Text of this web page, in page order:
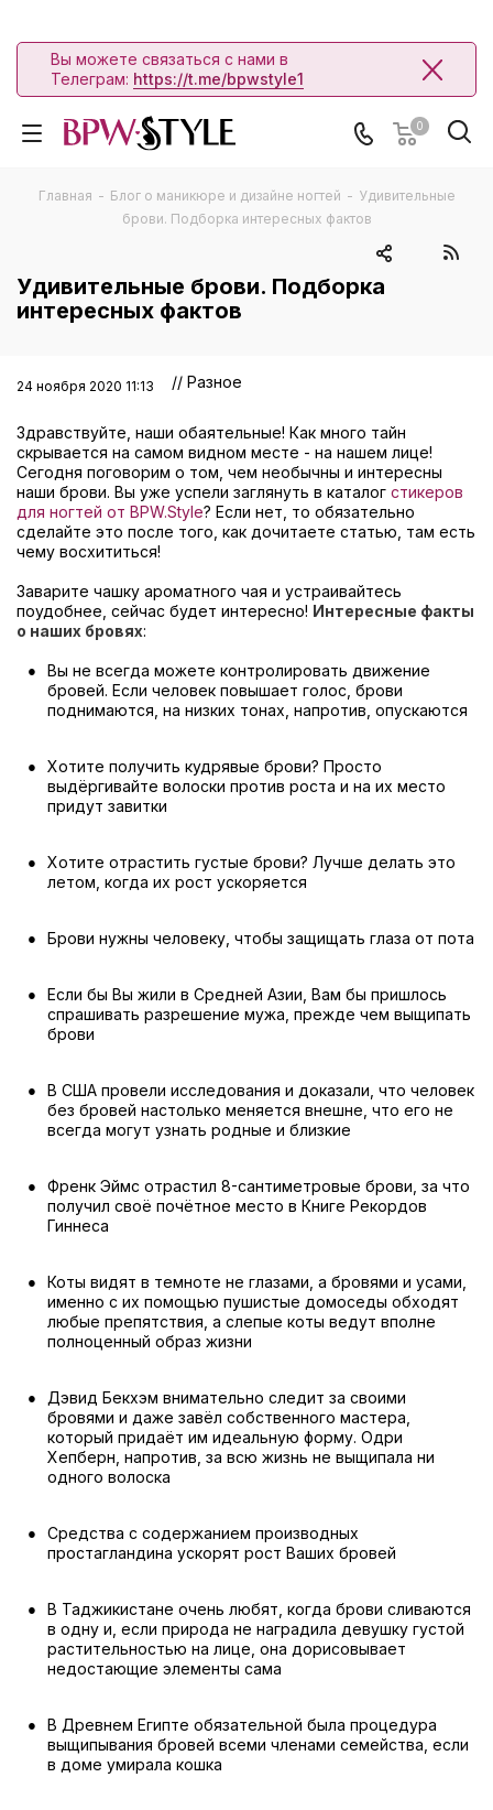
Вы можете связаться с нами в
Телеграм: https://t.me/bpwstyle1
0
Главная - Блог о маникюре и дизайне ногтей - Удивительные
брови. Подборка интересных фактов
Удивительные брови. Подборка
интересных фактов
24 ноября 2020 11:13 // Разное
Здравствуйте, наши обаятельные! Как много тайн
скрывается на самом видном месте - на нашем лице!
Сегодня поговорим о том, чем необычны и интересны
наши брови. Вы уже успели заглянуть в каталог стикеров
для ногтей от BPW.Style? Если нет, то обязательно
сделайте это после того, как дочитаете статью, там есть
чему восхититься!
Заварите чашку ароматного чая и устраивайтесь
поудобнее, сейчас будет интересно! Интересные факты
о наших бровях:
Вы не всегда можете контролировать движение
бровей. Если человек повышает голос, брови
поднимаются, на низких тонах, напротив, опускаются
Хотите получить кудрявые брови? Просто
выдёргивайте волоски против роста и на их место
придут завитки
Хотите отрастить густые брови? Лучше делать это
летом, когда их рост ускоряется
Брови нужны человеку, чтобы защищать глаза от пота
Если бы Вы жили в Средней Азии, Вам бы пришлось
спрашивать разрешение мужа, прежде чем выщипать
брови
В США провели исследования и доказали, что человек
без бровей настолько меняется внешне, что его не
всегда могут узнать родные и близкие
Френк Эймс отрастил 8-сантиметровые брови, за что
получил своё почётное место в Книге Рекордов
Гиннеса
Коты видят в темноте не глазами, а бровями и усами,
именно с их помощью пушистые домоседы обходят
любые препятствия, а слепые коты ведут вполне
полноценный образ жизни
Дэвид Бекхэм внимательно следит за своими
бровями и даже завёл собственного мастера,
который придаёт им идеальную форму. Одри
Хепберн, напротив, за всю жизнь не выщипала ни
одного волоска
Средства с содержанием производных
простагландина ускорят рост Ваших бровей
В Таджикистане очень любят, когда брови сливаются
в одну и, если природа не наградила девушку густой
растительностью на лице, она дорисовывает
недостающие элементы сама
В Древнем Египте обязательной была процедура
выщипывания бровей всеми членами семейства, если
в доме умирала кошка